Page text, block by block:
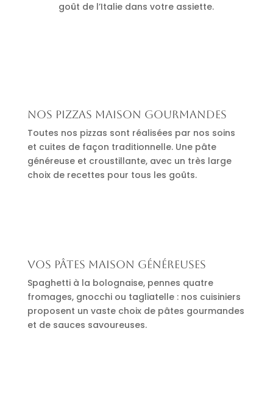
goût de l’Italie dans votre assiette.
Nos pizzas maison gourmandes
Toutes nos pizzas sont réalisées par nos soins
et cuites de façon traditionnelle. Une pâte
généreuse et croustillante, avec un très large
choix de recettes pour tous les goûts.
Vos pâtes maison généreuses
Spaghetti à la bolognaise, pennes quatre
fromages, gnocchi ou tagliatelle : nos cuisiniers
proposent un vaste choix de pâtes gourmandes
et de sauces savoureuses.